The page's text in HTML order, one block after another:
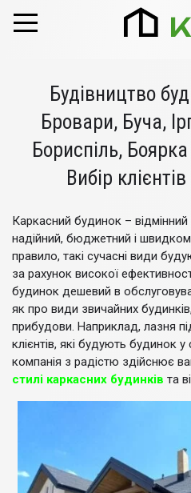
Будівництво
Бровари, Буча,
Бориспіль,
Вибір
Каркасний будинок –
надійний, бюджетний і
правило, такі сучасні види
за рахунок високої
будинок дешевий в
як про види звичайних
прибудови. Наприклад, лазня
клієнтів, які будують будинок у
компанія з радістю здійснює
стилі каркасних будинків та